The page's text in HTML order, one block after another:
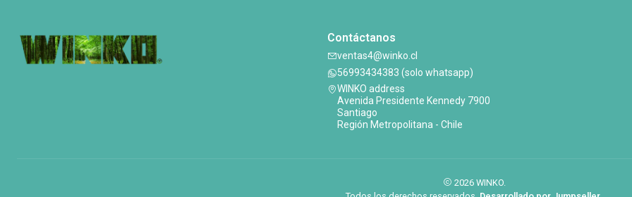
Contáctanos
ventas4@winko.cl
56993434383 (solo whatsapp)
WINKO address
Avenida Presidente Kennedy 7900
Santiago
Región Metropolitana - Chile
2026 WINKO.